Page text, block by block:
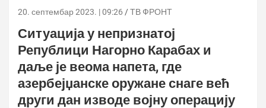
20. септембар 2023. | 09:26 ТВ ФРОНТ
Ситуација у непризнатој
Републици Нагорно Карабах и
даље је веома напета, где
азербејџанске оружане снаге већ
други дан изводе војну операцију